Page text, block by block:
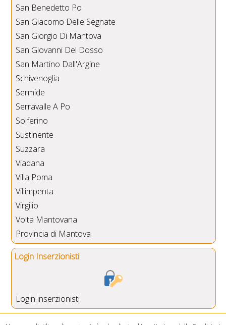
San Benedetto Po
San Giacomo Delle Segnate
San Giorgio Di Mantova
San Giovanni Del Dosso
San Martino Dall'Argine
Schivenoglia
Sermide
Serravalle A Po
Solferino
Sustinente
Suzzara
Viadana
Villa Poma
Villimpenta
Virgilio
Volta Mantovana
Provincia di Mantova
Login Inserzionisti
Login inserzionisti